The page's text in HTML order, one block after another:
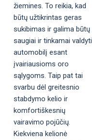
žiemines. To reikia, kad
būtų užtikrintas geras
sukibimas ir galima būtų
saugiai ir tinkamai valdyti
automobilį esant
įvairiausioms oro
sąlygoms. Taip pat tai
svarbu dėl greitesnio
stabdymo kelio ir
komfortiškesnių
vairavimo pojūčių.
Kiekviena kelionė